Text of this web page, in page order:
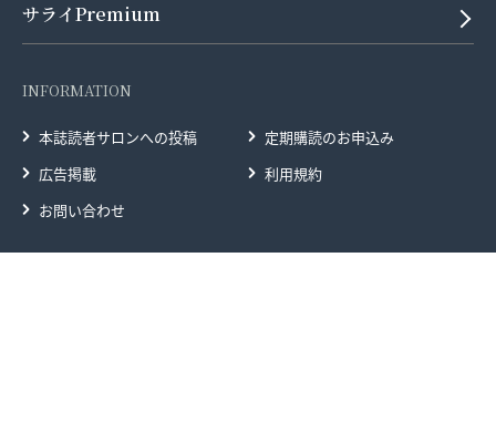
サライPremium
INFORMATION
本誌読者サロンへの投稿
定期購読のお申込み
広告掲載
利用規約
お問い合わせ